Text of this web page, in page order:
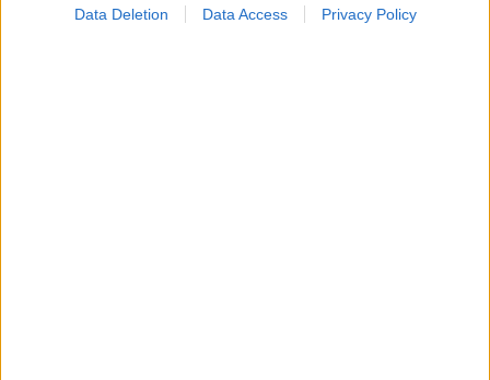
Data Deletion Data Access Privacy Policy